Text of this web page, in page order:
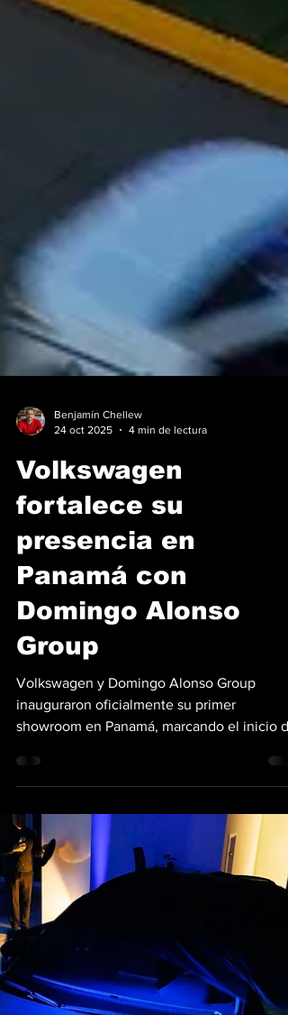
Benjamín Chellew
24 oct 2025
4 min de lectura
Volkswagen
fortalece su
presencia en
Panamá con
Domingo Alonso
Group
Volkswagen y Domingo Alonso Group
inauguraron oficialmente su primer
una etapa clave para la marca en la región.
nuevo espacio, ubicado en Costa del Este,
consolida la renovación de Volkswagen con
una estructura comercial moderna, una red
en expansión y una estrategia de largo
en el país. Desde el pasado 1 de junio,
Domingo Alonso Group asumió la
exclusiva de Volkswagen en Panamá. Con
más de 90 años de historia e